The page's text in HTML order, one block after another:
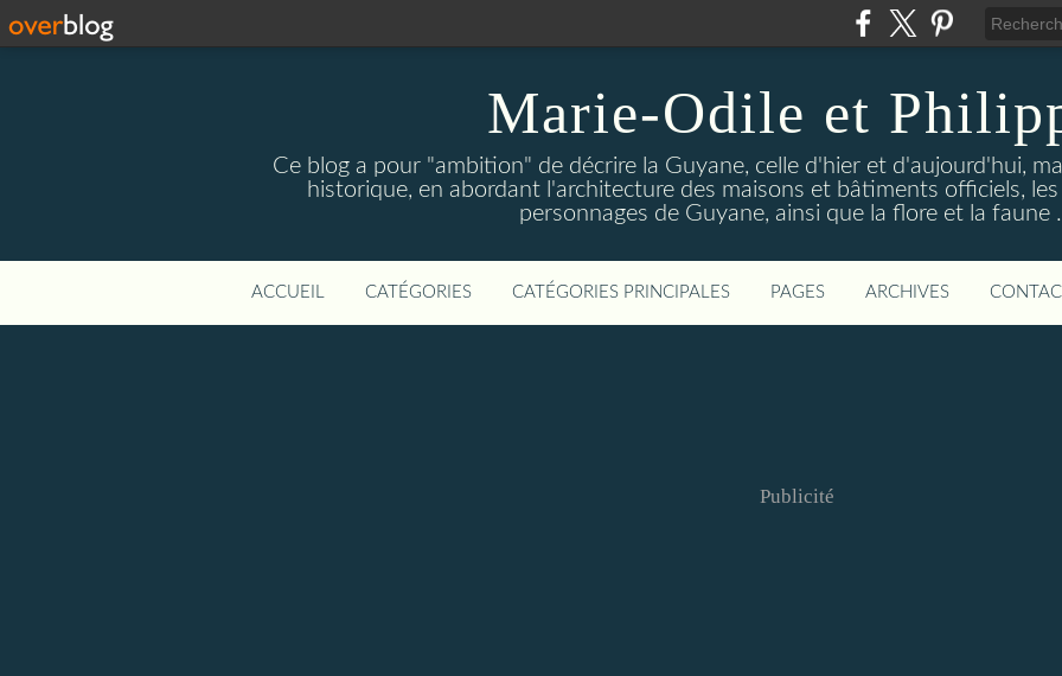
Marie-Odile et
Ce blog a pour "ambition" de décrire la Guyane, celle d'hier et d'aujourd'hui,
historique, en abordant l'architecture des maisons et bâtiments officiels,
personnages de Guyane, ainsi que la flore et la faune
ACCUEIL CATÉGORIES CATÉGORIES PRINCIPALES PAGES ARCHIVES
Publicité